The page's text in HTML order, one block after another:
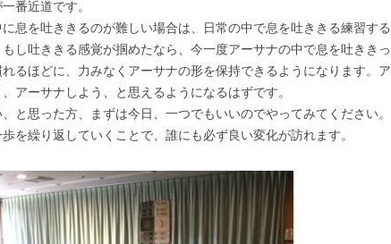
番近道です。
息を吐ききるのが難しい場合は、日常の中で息を吐ききる練習する
し吐ききる感覚が掴めたなら、今一度アーサナの中で息を吐ききっ
るほどに、力みなくアーサナの形を保持できるようになります。ア
アーサナしよう、と思えるようになるはずです。
と思った方、まずは今日、一つでもいいのでやってみてください。
を繰り返していくことで、誰にも必ず良い変化が訪れます。